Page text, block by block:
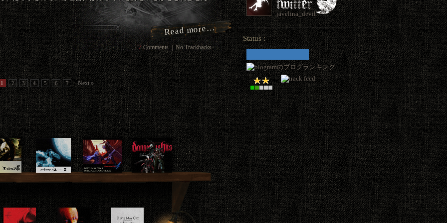
Read more…
7Comments No Trackbacks
1 2 3 4 5 6 7 Next »
javelina_devil
Status :